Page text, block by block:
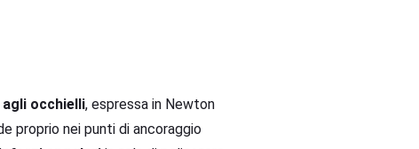
occhielli, espressa in Newton
proprio nei punti di ancoraggio